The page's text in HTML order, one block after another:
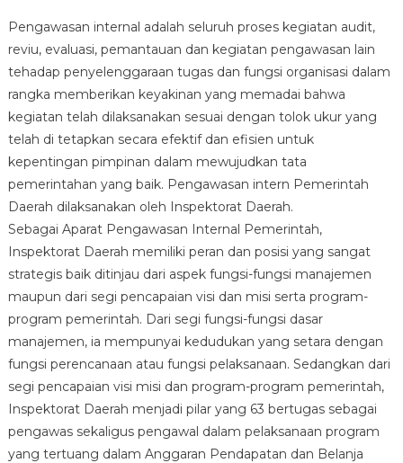
Sebagai
Pengawas
Internal
Pengawasan internal adalah seluruh proses kegiatan audit,
reviu, evaluasi, pemantauan dan kegiatan pengawasan lain
tehadap penyelenggaraan tugas dan fungsi organisasi dalam
rangka memberikan keyakinan yang memadai bahwa
kegiatan telah dilaksanakan sesuai dengan tolok ukur yang
telah di tetapkan secara efektif dan efisien untuk
kepentingan pimpinan dalam mewujudkan tata
pemerintahan yang baik. Pengawasan intern Pemerintah
Daerah dilaksanakan oleh Inspektorat Daerah.
Sebagai Aparat Pengawasan Internal Pemerintah,
Inspektorat Daerah memiliki peran dan posisi yang sangat
strategis baik ditinjau dari aspek fungsi-fungsi manajemen
maupun dari segi pencapaian visi dan misi serta program-
program pemerintah. Dari segi fungsi-fungsi dasar
manajemen, ia mempunyai kedudukan yang setara dengan
fungsi perencanaan atau fungsi pelaksanaan. Sedangkan dari
segi pencapaian visi misi dan program-program pemerintah,
Inspektorat Daerah menjadi pilar yang 63 bertugas sebagai
pengawas sekaligus pengawal dalam pelaksanaan program
yang tertuang dalam Anggaran Pendapatan dan Belanja